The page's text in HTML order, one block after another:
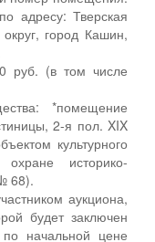
адресу: Тверская
город Кашин,
руб. (в том числе
*помещение
2-я пол. XIX
культурного
историко-
68).
аукциона,
будет заключен
начальной цене